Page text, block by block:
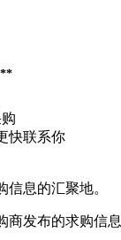
快联系你
息的汇聚地。
商发布的求购信息